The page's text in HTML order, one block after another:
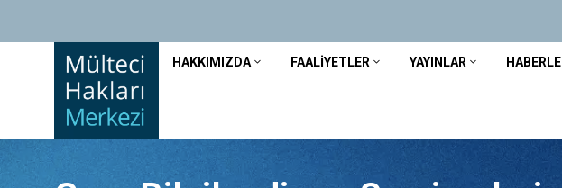
HAKKIMIZDA FAALIYETLER YAYINLAR